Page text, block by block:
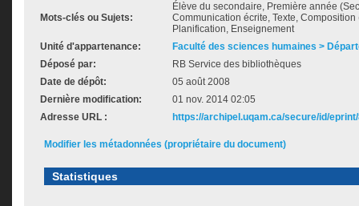
Mots-clés ou Sujets:
Élève du secondaire, Première année
Communication écrite, Texte,
Planification, Enseignement
Unité d'appartenance:
Faculté des sciences humaines >
Déposé par:
RB Service des bibliothèques
Date de dépôt:
05 août 2008
Dernière modification:
01 nov. 2014 02:05
Adresse URL :
https://archipel.uqam.ca/secure/id/
Modifier les métadonnées (propriétaire du document)
Statistiques